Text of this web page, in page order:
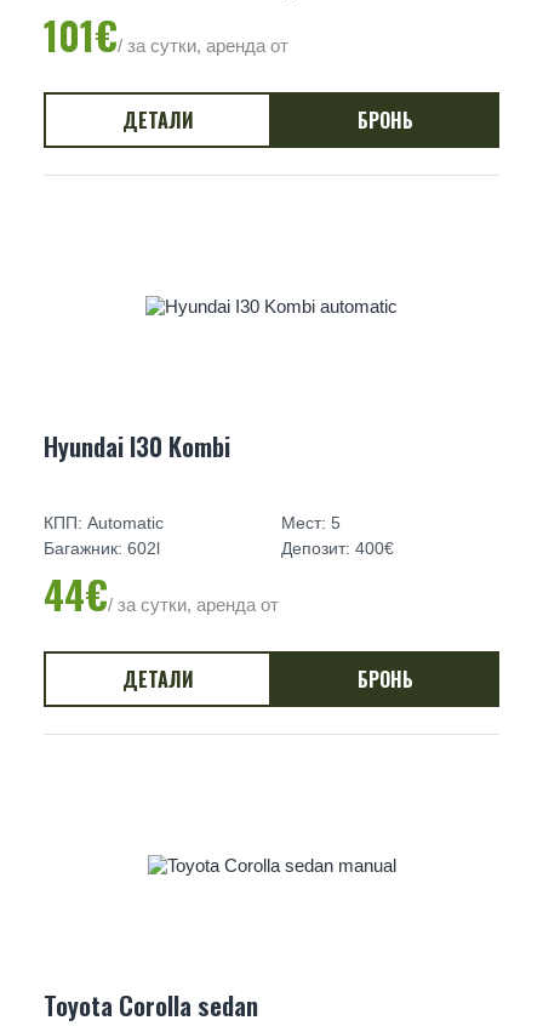
101€/ за сутки, аренда от
ДЕТАЛИ БРОНЬ
Hyundai I30 Kombi
КПП: Automatic
Мест: 5
Багажник: 602l
Депозит: 400€
44€/ за сутки, аренда от
ДЕТАЛИ БРОНЬ
Toyota Corolla sedan